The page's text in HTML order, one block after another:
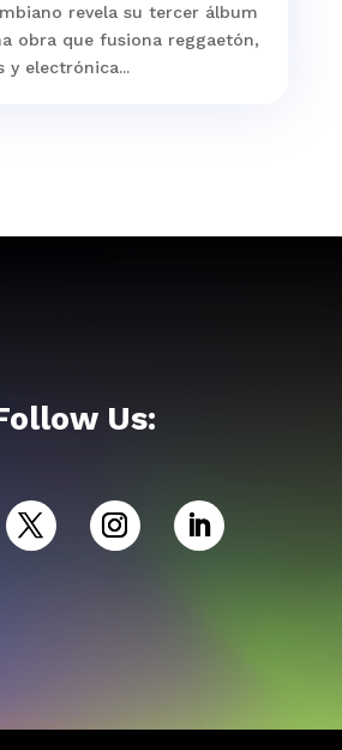
revela su tercer álbum
obra que fusiona reggaetón,
y electrónica...
Us: